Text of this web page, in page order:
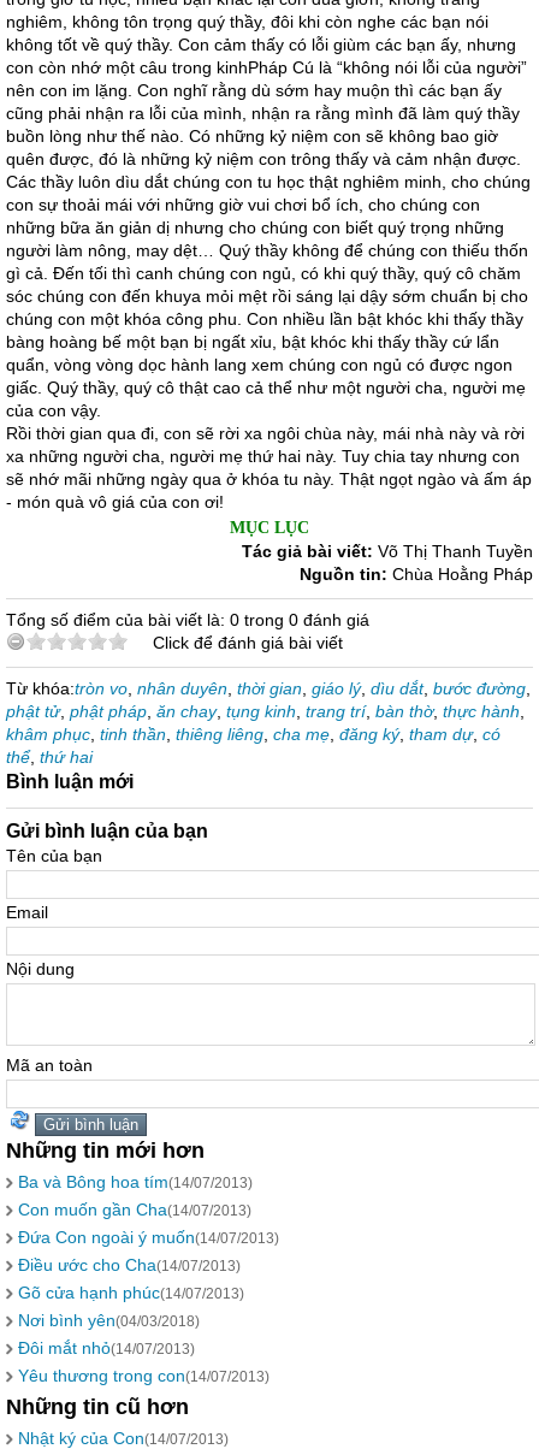
nghiêm, không tôn trọng quý thầy, đôi khi còn nghe các bạn nói
không tốt về quý thầy. Con cảm thấy có lỗi giùm các bạn ấy, nhưng
con còn nhớ một câu trong kinhPháp Cú là “không nói lỗi của người”
nên con im lặng. Con nghĩ rằng dù sớm hay muộn thì các bạn ấy
cũng phải nhận ra lỗi của mình, nhận ra rằng mình đã làm quý thầy
buồn lòng như thế nào. Có những kỷ niệm con sẽ không bao giờ
quên được, đó là những kỷ niệm con trông thấy và cảm nhận được.
Các thầy luôn dìu dắt chúng con tu học thật nghiêm minh, cho chúng
con sự thoải mái với những giờ vui chơi bổ ích, cho chúng con
những bữa ăn giản dị nhưng cho chúng con biết quý trọng những
người làm nông, may dệt… Quý thầy không để chúng con thiếu thốn
gì cả. Đến tối thì canh chúng con ngủ, có khi quý thầy, quý cô chăm
sóc chúng con đến khuya mỏi mệt rồi sáng lại dậy sớm chuẩn bị cho
chúng con một khóa công phu. Con nhiều lần bật khóc khi thấy thầy
bàng hoàng bế một bạn bị ngất xỉu, bật khóc khi thấy thầy cứ lẩn
quẩn, vòng vòng dọc hành lang xem chúng con ngủ có được ngon
giấc. Quý thầy, quý cô thật cao cả thể như một người cha, người mẹ
của con vậy.
Rồi thời gian qua đi, con sẽ rời xa ngôi chùa này, mái nhà này và rời
xa những người cha, người mẹ thứ hai này. Tuy chia tay nhưng con
sẽ nhớ mãi những ngày qua ở khóa tu này. Thật ngọt ngào và ấm áp
- món quà vô giá của con ơi!
MỤC LỤC
Tác giả bài viết: Võ Thị Thanh Tuyền
Nguồn tin: Chùa Hoằng Pháp
Tổng số điểm của bài viết là: 0 trong 0 đánh giá
Click để đánh giá bài viết
Từ khóa:tròn vo nhân duyên thời gian giáo lý, dìu dắt, bước đường
phật tử, phật pháp ăn chay, tụng kinh trang trí, bàn thờ, thực hành
khâm phục tinh thần thiêng liêng cha mẹ đăng ký, tham dự, có
thể, thứ hai
Bình luận mới
Gửi bình luận của bạn
Tên của bạn
Email
Nội dung
Mã an toàn
Những tin mới hơn
Ba và Bông hoa tím(14/07/2013)
Con muốn gần Cha(14/07/2013)
Đứa Con ngoài ý muốn(14/07/2013)
Điều ước cho Cha(14/07/2013)
Gõ cửa hạnh phúc(14/07/2013)
Nơi bình yên(04/03/2018)
Đôi mắt nhỏ(14/07/2013)
Yêu thương trong con(14/07/2013)
Những tin cũ hơn
Nhật ký của Con(14/07/2013)